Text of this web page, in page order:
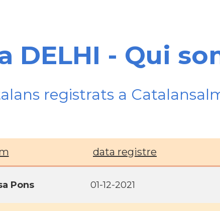
DELHI - Qui
registrats a
data registre
Pons 01-12-2021